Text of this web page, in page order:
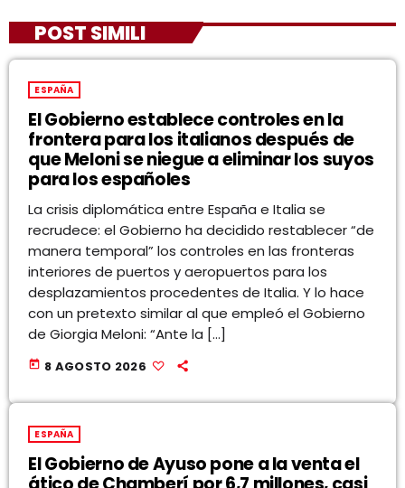
POST SIMILI
ESPAÑA
El Gobierno establece controles en la
frontera para los italianos después de
que Meloni se niegue a eliminar los suyos
para los españoles
La crisis diplomática entre España e Italia se
recrudece: el Gobierno ha decidido restablecer “de
manera temporal” los controles en las fronteras
interiores de puertos y aeropuertos para los
desplazamientos procedentes de Italia. Y lo hace
con un pretexto similar al que empleó el Gobierno
de Giorgia Meloni: “Ante la […]
today 8 AGOSTO 2026
ESPAÑA
El Gobierno de Ayuso pone a la venta el